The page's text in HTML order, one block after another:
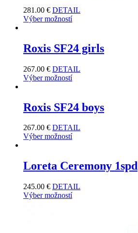
281.00 € DETAIL
Výber možností
Roxis SF24 girls
267.00 € DETAIL
Výber možností
Roxis SF24 boys
267.00 € DETAIL
Výber možností
Loreta Ceremony 1spd
245.00 € DETAIL
Výber možností